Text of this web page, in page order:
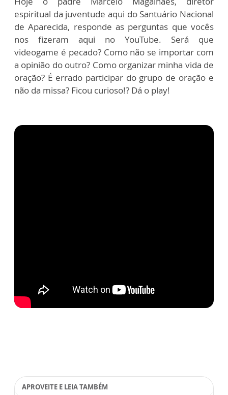
espiritual da juventude aqui do Santuário Nacional
de Aparecida, responde as perguntas que vocês
nos fizeram aqui no YouTube. Será que
videogame é pecado? Como não se importar com
a opinião do outro? Como organizar minha vida de
oração? É errado participar do grupo de oração e
não da missa? Ficou curioso!? Dá o play!
APROVEITE E LEIA TAMBÉM